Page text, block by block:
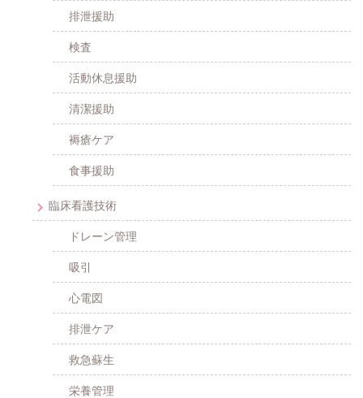
排泄援助
検査
活動休息援助
清潔援助
褥瘡ケア
食事援助
臨床看護技術
ドレーン管理
吸引
心電図
排泄ケア
救急蘇生
栄養管理